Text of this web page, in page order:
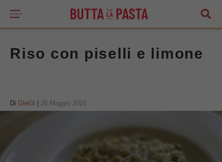
Riso con piselli e limone
Di GIeGI 26 Maggio 2016